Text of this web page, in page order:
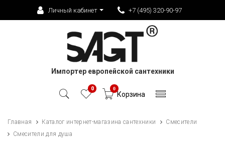
Личный кабинет +7 (495) 320-90-97
Импортер европейской сантехники
0 0
Корзина
Главная Каталог интернет-магазина сантехники
Смесители
Смесители для душа